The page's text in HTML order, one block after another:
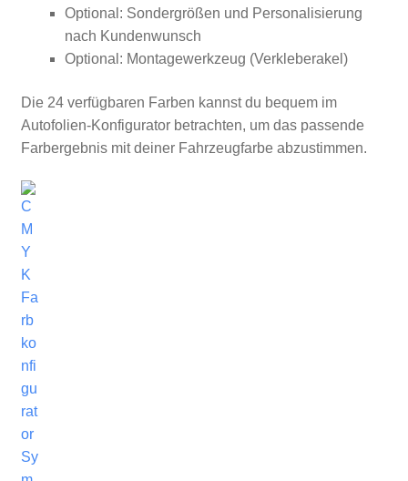
Optional: Sondergrößen und Personalisierung
nach Kundenwunsch
Optional: Montagewerkzeug (Verkleberakel)
Die 24 verfügbaren Farben kannst du bequem im
Autofolien-Konfigurator betrachten, um das passende
Farbergebnis mit deiner Fahrzeugfarbe abzustimmen.